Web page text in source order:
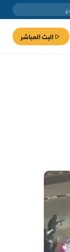
البث المباشر